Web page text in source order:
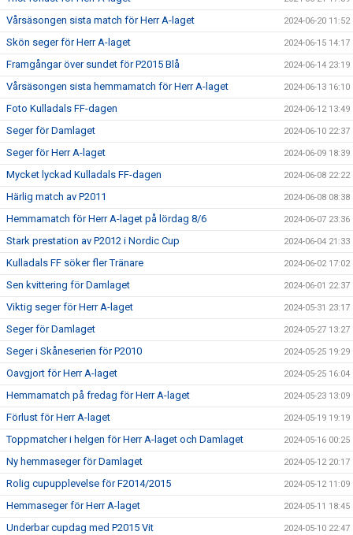
Vårsäsongen sista match för Herr A-laget 2024-06-20 11:52
Skön seger för Herr A-laget 2024-06-15 14:17
Framgångar över sundet för P2015 Blå 2024-06-14 23:19
Vårsäsongen sista hemmamatch för Herr A-laget 2024-06-13 16:10
Foto Kulladals FF-dagen 2024-06-12 13:49
Seger för Damlaget 2024-06-10 22:37
Seger för Herr A-laget 2024-06-09 18:39
Mycket lyckad Kulladals FF-dagen 2024-06-08 22:22
Härlig match av P2011 2024-06-08 08:38
Hemmamatch för Herr A-laget på lördag 8/6 2024-06-07 23:36
Stark prestation av P2012 i Nordic Cup 2024-06-04 21:33
Kulladals FF söker fler Tränare 2024-06-02 17:02
Sen kvittering för Damlaget 2024-06-01 22:37
Viktig seger för Herr A-laget 2024-05-31 23:17
Seger för Damlaget 2024-05-27 13:27
Seger i Skåneserien för P2010 2024-05-25 19:29
Oavgjort för Herr A-laget 2024-05-25 16:04
Hemmamatch på fredag för Herr A-laget 2024-05-23 13:09
Förlust för Herr A-laget 2024-05-19 19:19
Toppmatcher i helgen för Herr A-laget och Damlaget 2024-05-16 00:25
Ny hemmaseger för Damlaget 2024-05-12 20:17
Rolig cupupplevelse för F2014/2015 2024-05-12 11:09
Hemmaseger för Herr A-laget 2024-05-11 18:45
Underbar cupdag med P2015 Vit 2024-05-10 22:47